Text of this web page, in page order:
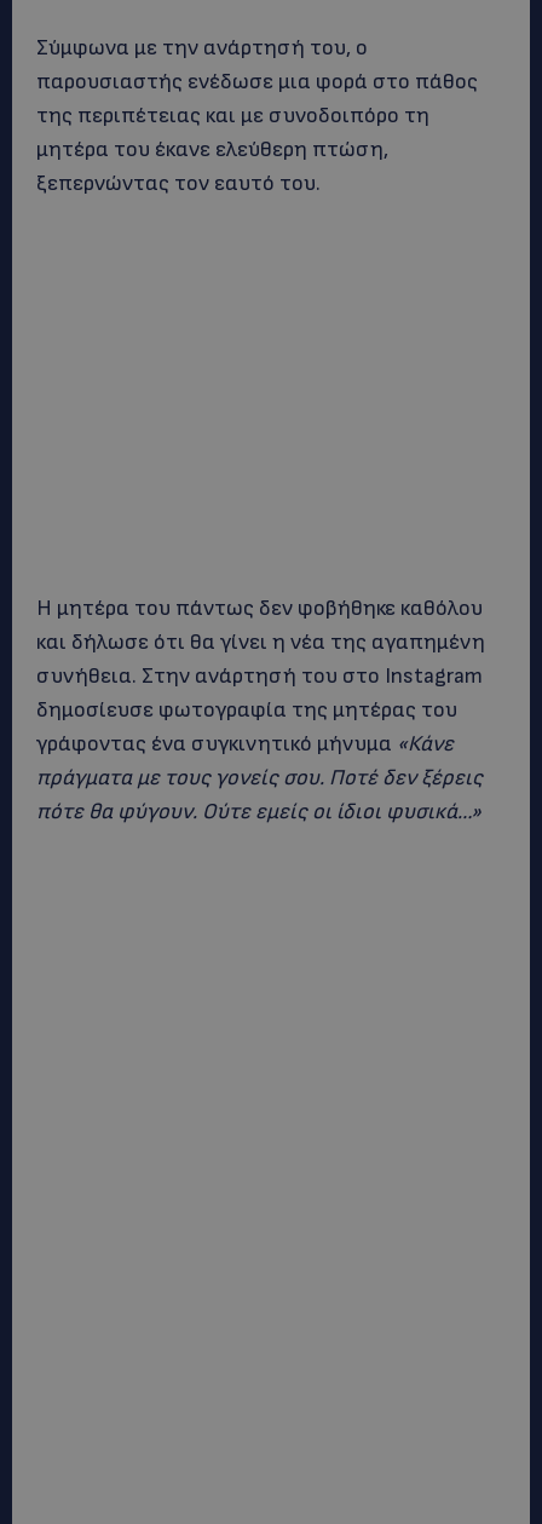
Σύμφωνα με την ανάρτησή του, ο
παρουσιαστής ενέδωσε μια φορά στο πάθος
της περιπέτειας και με συνοδοιπόρο τη
μητέρα του έκανε ελεύθερη πτώση,
ξεπερνώντας τον εαυτό του.
Η μητέρα του πάντως δεν φοβήθηκε καθόλου
και δήλωσε ότι θα γίνει η νέα της αγαπημένη
συνήθεια. Στην ανάρτησή του στο Instagram
δημοσίευσε φωτογραφία της μητέρας του
γράφοντας ένα συγκινητικό μήνυμα «Κάνε
πράγματα με τους γονείς σου. Ποτέ δεν ξέρεις
πότε θα φύγουν. Ούτε εμείς οι ίδιοι φυσικά…»